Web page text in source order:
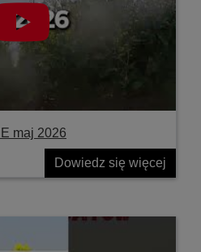
maj 2026
Dowiedz się więcej